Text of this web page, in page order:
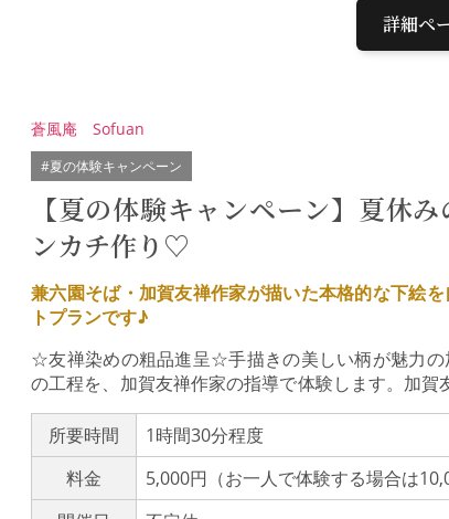
詳細ペ
【夏の体験キャンペーン】夏休
ンカチ作り♡
蒼風庵 Sofuan
#夏の体験キャンペーン
兼六園そば・加賀友禅作家が描いた本格的な下絵
トプランです♪
☆友禅染めの粗品進呈☆手描きの美しい柄が魅力の
の工程を、加賀友禅作家の指導で体験します。加
か桜、どちらかお好きな柄をお選びください。た
えします。自分の好きな色を塗ってください。そ
の「加賀友禅」の印を押して仕上げます。指導す
定で行うので、年齢を問わずどなたでも安心して
持ち帰りいただけます。世界でたったひとつの大
所要時間
1時間30分程度
料金
5,000円（お一人で体験する場合は